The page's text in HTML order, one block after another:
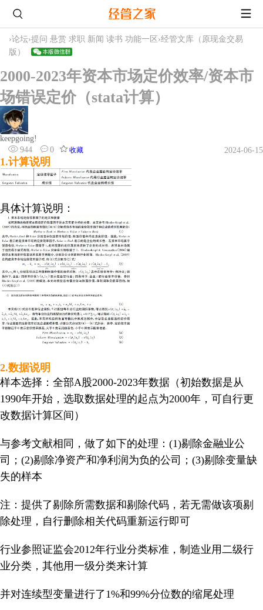
›论坛›提问 悬赏 求职 新闻 读书 功能一区 ›经管文库（原现金交易
版）
2000-2023年资本市场定价效率/资本市
场错误定价（stata计算）
keepgoing!
944
0 收藏 2024-06-15
1.计算说明
具体计算说明：
2.数据说明
样本选择：全部A股2000-2023年数据（初始数据是从
1990年开始，选取数据处理的起点为2000年，可自行更
改数据计算区间）
与参考文献相同，做了如下的处理：(1)剔除金融业公
司；(2)剔除净资产和净利润为负的公司；(3)剔除变量缺
失的样本
注：提供了剔除所需数据和剔除代码，若无需做该项剔
除处理，自行删除相关代码重新运行即可
行业参照证监会2012年行业分类标准，制造业用二级行
业分类，其他用一级分类来计算
并对连续型变量进行了1%和99%分位数的缩尾处理